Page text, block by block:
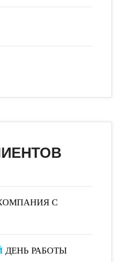
С
ДЕНЬ РАБОТЫ